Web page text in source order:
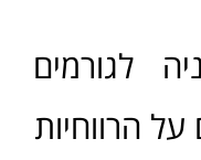
לגורמים
הרווחיות